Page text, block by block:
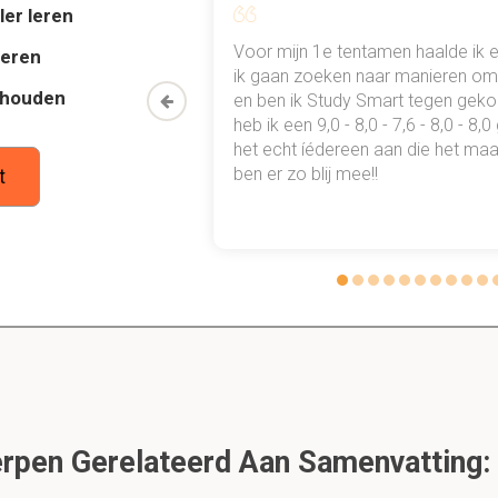
je mee aan de eigenaar, bij eerste hulp dier en komen
-> zo veilig mogelijk! Bloeden stelpen zo nodig!
op praktijk kan zijn
komen
leren
mn
een heel
gewoon
Voor mijn 1e tentamen haalde ik
ik gaan zoeken naar manieren
en ben ik Study Smart tegen
heb ik een 9,0 - 8,0 - 7,6 - 8,0 -
het echt íédereen aan die het
ben er zo blij mee!!
Gerelateerd Aan